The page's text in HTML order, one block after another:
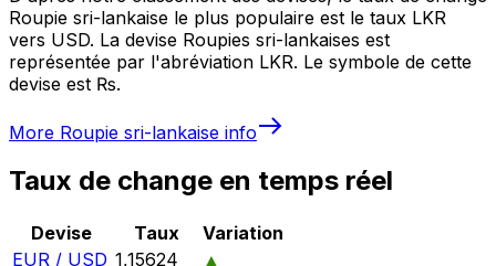
Roupie sri-lankaise le plus populaire est le taux LKR
vers USD. La devise Roupies sri-lankaises est
représentée par l'abréviation LKR. Le symbole de cette
devise est ₨.
More Roupie sri-lankaise info
Taux de change en temps réel
Devise Taux
Variation
EUR / USD 1,15624
▲